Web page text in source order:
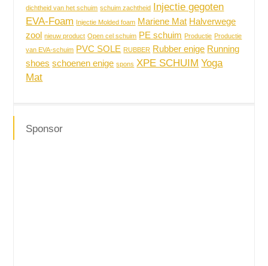
dichtheid van het schuim schuim zachtheid Injectie gegoten
EVA-Foam
Injectie Molded foam Mariene Mat Halverwege
zool
nieuw product Open cel schuim PE schuim Productie Productie
van EVA-schuim PVC SOLE RUBBER Rubber enige Running
shoes schoenen enige spons XPE SCHUIM Yoga
Mat
Sponsor